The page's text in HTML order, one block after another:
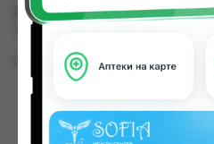
Дору Фарм №20 по цене
Цена: от340.00 TJS